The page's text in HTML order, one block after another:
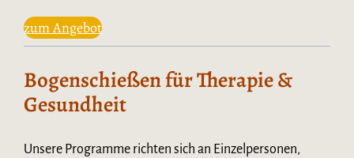
zum Angebot
Bogenschießen für Therapie &
Gesundheit
Unsere Programme richten sich an Einzelpersonen,